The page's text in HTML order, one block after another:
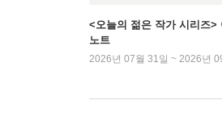
<오늘의 젊은 작가 시리즈>
노트
2026년 07월 31일 ~ 2026년